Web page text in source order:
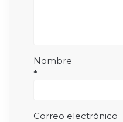
Nombre
*
Correo electrónico